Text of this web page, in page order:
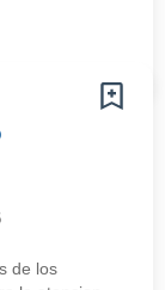
de los